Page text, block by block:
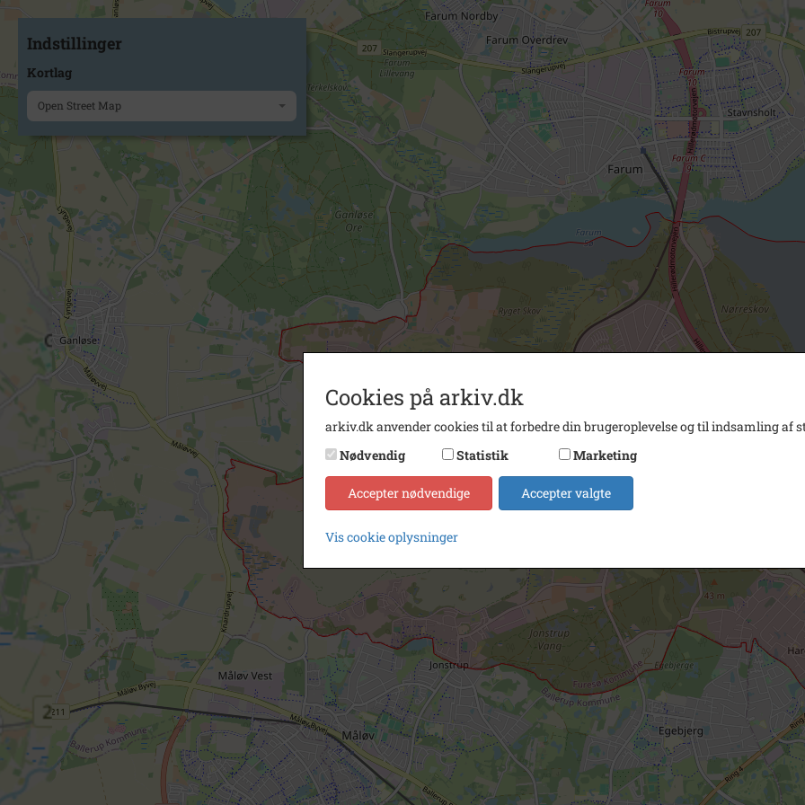
Indstillinger
Kortlag
Open Street Map
Cookies på arkiv.dk
arkiv.dk anvender cookies til at forbedre din brugeroplevelse og til indsamling af
Nødvendig
Statistik Marketing
Accepter nødvendige Accepter valgte
Vis cookie oplysninger